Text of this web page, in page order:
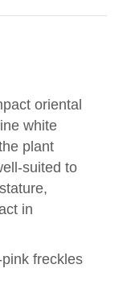
oriental
white
plant
suited to
in
freckles